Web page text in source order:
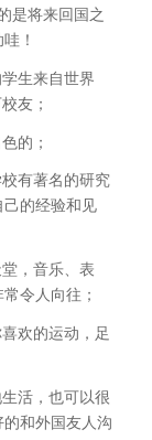
是将来回国之
！
生来自世界
友；
的；
有著名的研究
的经验和见
，音乐、表
令人向往；
欢的运动，足
活，也可以很
和外国友人沟